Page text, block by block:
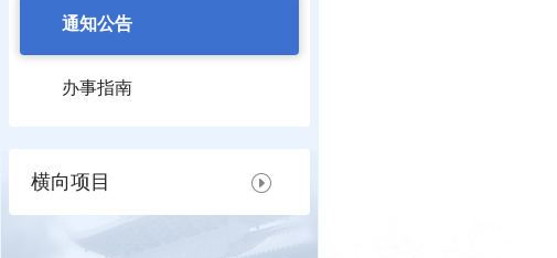
通知公告
办事指南
横向项目